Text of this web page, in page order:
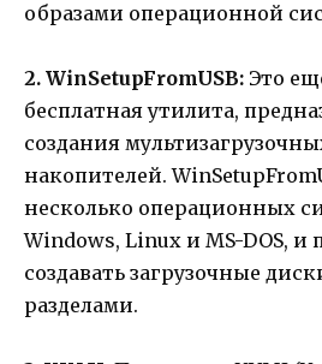
образами операционной
2. WinSetupFromUSB: Это
бесплатная утилита,
создания
накопителей.
несколько операционных
Windows, Linux и MS-DOS, и
создавать загрузочные
разделами.